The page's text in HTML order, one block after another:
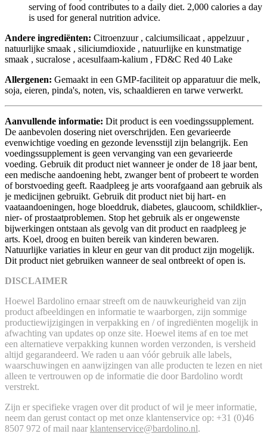
serving of food contributes to a daily diet. 2,000 calories a day
is used for general nutrition advice.
Andere ingrediënten: Citroenzuur , calciumsilicaat , appelzuur ,
natuurlijke smaak , siliciumdioxide , natuurlijke en kunstmatige
smaak , sucralose , acesulfaam-kalium , FD&C Red 40 Lake
Allergenen: Gemaakt in een GMP-faciliteit op apparatuur die melk,
soja, eieren, pinda's, noten, vis, schaaldieren en tarwe verwerkt.
Aanvullende informatie: Dit product is een voedingssupplement.
De aanbevolen dosering niet overschrijden. Een gevarieerde
evenwichtige voeding en gezonde levensstijl zijn belangrijk. Een
voedingssupplement is geen vervanging van een gevarieerde
voeding. Gebruik dit product niet wanneer je onder de 18 jaar bent,
een medische aandoening hebt, zwanger bent of probeert te worden
of borstvoeding geeft. Raadpleeg je arts voorafgaand aan gebruik als
je medicijnen gebruikt. Gebruik dit product niet bij hart- en
vaataandoeningen, hoge bloeddruk, diabetes, glaucoom, schildklier-,
nier- of prostaatproblemen. Stop het gebruik als er ongewenste
bijwerkingen ontstaan als gevolg van dit product en raadpleeg je
arts. Koel, droog en buiten bereik van kinderen bewaren.
Natuurlijke variaties in kleur en geur van dit product zijn mogelijk.
Dit product niet gebruiken wanneer de seal ontbreekt of open is.
DISCLAIMER
Hoewel Bardolino ernaar streeft om de nauwkeurigheid van zijn
product afbeeldingen en informatie te waarborgen, zijn sommige
productiewijzigingen in verpakking en / of ingrediënten mogelijk in
afwachting van updates op onze site. Hoewel items af en toe met
een alternatieve verpakking kunnen worden verzonden, is versheid
altijd gegarandeerd. We raden u aan vóór gebruik alle labels,
waarschuwingen en aanwijzingen van alle producten te lezen en niet
alleen te vertrouwen op de informatie die door Bardolino wordt
verstrekt.
Zijn er specifieke vragen over dit product of wil je meer informatie,
neem dan gerust contact op met onze klantenservice op: +31 (0)46
8507 972 of mail naar klantenservice@bardolino.nl.